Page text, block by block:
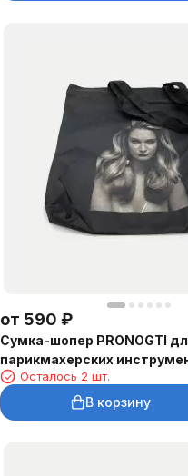
от 590 ₽
Сумка-шопер PRONOGTI
парикмахерских
Осталось 2 шт.
В корзину